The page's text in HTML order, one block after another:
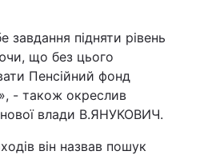
підняти рівень
що без цього
Пенсійний фонд
- також окреслив
нової влади В.ЯНУКОВИЧ.
він назвав пошук